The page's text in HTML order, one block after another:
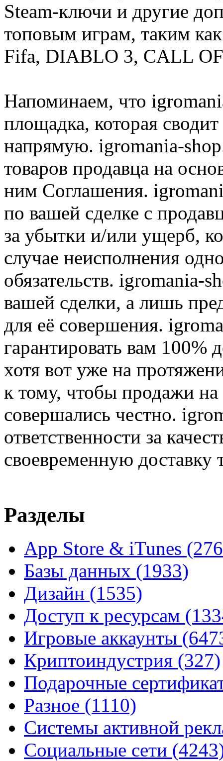
Steam-ключи и другие
топовым играм, таким
Fifa, DIABLO 3, CALL
Напоминаем, что
площадка, которая
напрямую. igromania-
товаров продавца на
ним Соглашения.
по вашей сделке с
за убытки и/или ущерб,
случае неисполнения
обязательств. igromania-
вашей сделки, а лишь
для её совершения.
гарантировать вам 100%
хотя вот уже на
к тому, чтобы продажи
совершались честно.
ответственности за
своевременную доставку
Разделы
App Store & iTunes
Базы данных (1933)
Дизайн (1535)
Доступ к ресурсам
Игровые аккаунты
Криптоиндустрия (327)
Подарочные
Разное (1110)
Системы активной
Социальные сети